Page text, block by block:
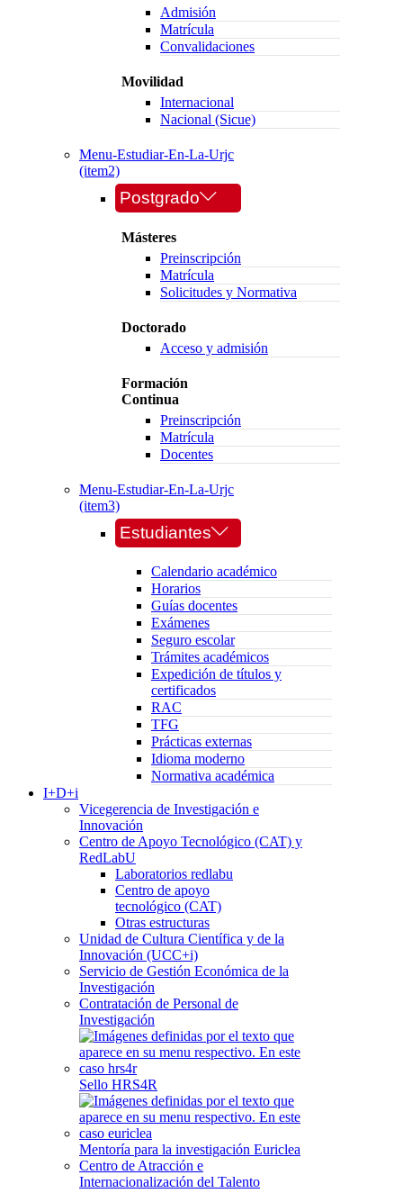
Admisión
Matrícula
Convalidaciones
Movilidad
Internacional
Nacional (Sicue)
Menu-Estudiar-En-La-Urjc
(item2)
Postgrado
Másteres
Preinscripción
Matrícula
Solicitudes y Normativa
Doctorado
Acceso y admisión
Formación
Continua
Preinscripción
Matrícula
Docentes
Menu-Estudiar-En-La-Urjc
(item3)
Estudiantes
Calendario académico
Horarios
Guías docentes
Exámenes
Seguro escolar
Trámites académicos
Expedición de títulos y
certificados
RAC
TFG
Prácticas externas
Idioma moderno
Normativa académica
I+D+i
Vicegerencia de Investigación e
Innovación
Centro de Apoyo Tecnológico (CAT) y
RedLabU
Laboratorios redlabu
Centro de apoyo
tecnológico (CAT)
Otras estructuras
Unidad de Cultura Científica y de la
Innovación (UCC+i)
Servicio de Gestión Económica de la
Investigación
Contratación de Personal de
Investigación
Sello HRS4R
Mentoría para la investigación Euriclea
Centro de Atracción e
Internacionalización del Talento